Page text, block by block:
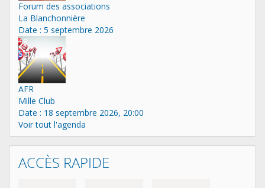
Forum des associations
La Blanchonnière
Date : 5 septembre 2026
18
Sep
AFR
Mille Club
Date : 18 septembre 2026, 20:00
Voir tout l'agenda
ACCÈS RAPIDE